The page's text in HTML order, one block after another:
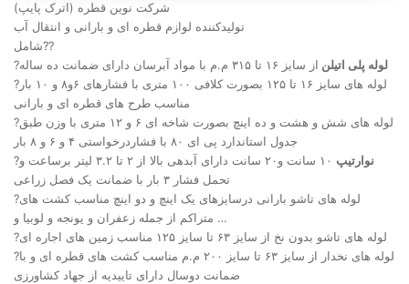
شرکت نوین قطره (اترک پایپ)
تولیدکننده لوازم قطره ای و بارانی و انتقال آب
شامل??
?
لوله پلی اتیلن از سایز ۱۶ تا ۳۱۵ م.م با مواد آبرسان دارای ضمانت ده ساله
?لوله های سایز ۱۶ تا ۱۲۵ بصورت کلافی ۱۰۰ متری با فشارهای ۶و۸ و ۱۰ بار
مناسب طرح های قطره ای و بارانی
?لوله های شش و هشت و ده اینچ بصورت شاخه ای ۶ و ۱۲ متری با وزن طبق
جدول استاندارد پی ای ۸۰ با فشاردرخواستی ۴ و ۶ و ۸ بار
?
نوارتیپ
۱۰ سانت و۲۰ سانت دارای آبدهی بالا از ۲ تا ۳.۲ لیتر برساعت و
تحمل فشار ۳ بار با ضمانت یک فصل زراعی
?لوله های تاشو بارانی درسایزهای یک اینچ و دو اینچ مناسب کشت های
متراکم از جمله زعفران و یونجه و لوبیا و …
?لوله های تاشو بدون نخ از سایز ۶۳ تا سایز ۱۲۵ مناسب زمین های اجاره ای
?لوله های نخدار از سایز ۶۳ تا سایز ۲۰۰ م.م مناسب کشت های قطره ای و با
ضمانت دوسال دارای تاییدیه از جهاد کشاورزی